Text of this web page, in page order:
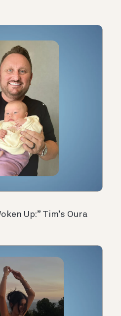
Up:” Tim’s Oura